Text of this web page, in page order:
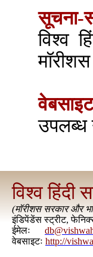
सूचना-
विश्व
मॉरीशस
उपलब्ध
विश्व हिंदी
(मॉरीशस सरकार और
इंडिपेंडेंस स्ट्रीट,
ईमेलः
वेबसाइटः http://